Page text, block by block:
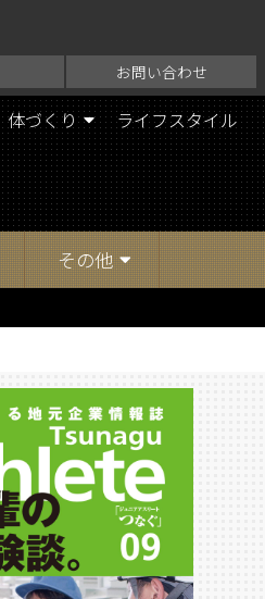
お問い合わせ
体づくり ライフスタイル
その他